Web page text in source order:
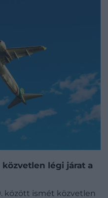
légi járat a
között ismét közvetlen